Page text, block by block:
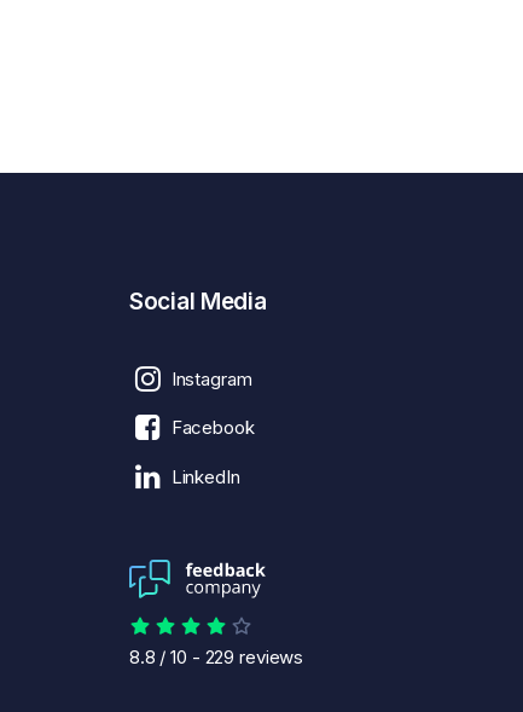
Social Media
Instagram
Facebook
LinkedIn
8.8 /10 - 229 reviews